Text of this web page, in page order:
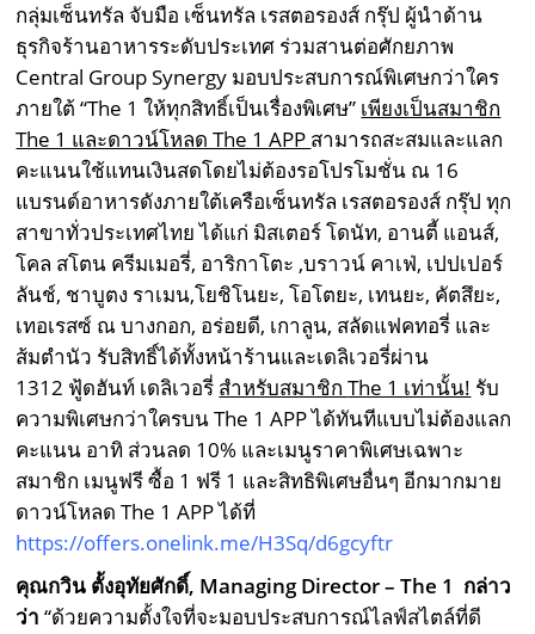
กลุ่มเซ็นทรัล จับมือ เซ็นทรัล เรสตอรองส์ กรุ๊ป ผู้นำด้าน
ธุรกิจร้านอาหารระดับประเทศ ร่วมสานต่อศักยภาพ
Central Group Synergy มอบประสบการณ์พิเศษกว่าใคร
ภายใต้ “The 1 ให้ทุกสิทธิ์เป็นเรื่องพิเศษ” เพียงเป็นสมาชิก
The 1 และดาวน์โหลด The 1 APP สามารถสะสมและแลก
คะแนนใช้แทนเงินสดโดยไม่ต้องรอโปรโมชั่น ณ 16
แบรนด์อาหารดังภายใต้เครือเซ็นทรัล เรสตอรองส์ กรุ๊ป ทุก
สาขาทั่วประเทศไทย ได้แก่ มิสเตอร์ โดนัท, อานตี้ แอนส์,
โคล สโตน ครีมเมอรี่, อาริกาโตะ ,บราวน์ คาเฟ่, เปปเปอร์
ลันช์, ชาบูตง ราเมน,โยชิโนยะ, โอโตยะ, เทนยะ, คัตสึยะ,
เทอเรสซ์ ณ บางกอก, อร่อยดี, เกาลูน, สลัดแฟคทอรี่ และ
ส้มตำนัว รับสิทธิ์ได้ทั้งหน้าร้านและเดลิเวอรี่ผ่าน
1312 ฟู้ดฮันท์ เดลิเวอรี่ สำหรับสมาชิกThe 1 เท่านั้น! รับ
ความพิเศษกว่าใครบน The 1 APP ได้ทันทีแบบไม่ต้องแลก
คะแนน อาทิ ส่วนลด 10% และเมนูราคาพิเศษเฉพาะ
สมาชิก เมนูฟรี ซื้อ 1 ฟรี 1 และสิทธิพิเศษอื่นๆ อีกมากมาย
ดาวน์โหลด The 1 APP ได้ที่
https://offers.onelink.me/H3Sq/d6gcyftr
คุณกวิน ตั้งอุทัยศักดิ์, Managing Director – The 1 กล่าว
ว่า “ด้วยความตั้งใจที่จะมอบประสบการณ์ไลฟ์สไตล์ที่ดี